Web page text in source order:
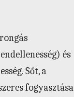
és
Sőt, a
fogyasztása